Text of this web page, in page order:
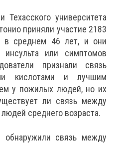
университета
приняли участие 2183
в среднем 46 лет, и они
или симптомов
признали связь
кислотами и лучшим
у пожилых людей, но их
ли связь между
среднего возраста.
обнаружили связь между